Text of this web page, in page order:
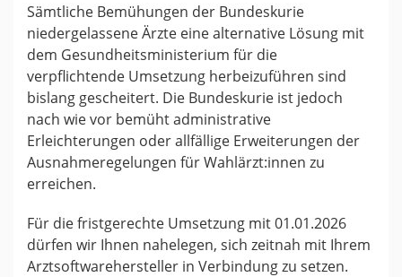
Sämtliche Bemühungen der Bundeskurie
niedergelassene Ärzte eine alternative Lösung mit
dem Gesundheitsministerium für die
verpflichtende Umsetzung herbeizuführen sind
bislang gescheitert. Die Bundeskurie ist jedoch
nach wie vor bemüht administrative
Erleichterungen oder allfällige Erweiterungen der
Ausnahmeregelungen für Wahlärzt:innen zu
erreichen.
Für die fristgerechte Umsetzung mit 01.01.2026
dürfen wir Ihnen nahelegen, sich zeitnah mit Ihrem
Arztsoftwarehersteller in Verbindung zu setzen.